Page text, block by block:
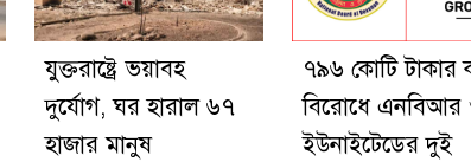
যুক্তরাষ্ট্রে ভয়াবহ
দুর্যোগ, ঘর হারাল ৬৭
হাজার মানুষ
৭৯৬ কোটি টাকার
বিরোধে এনবিআর
ইউনাইটেডের দুই